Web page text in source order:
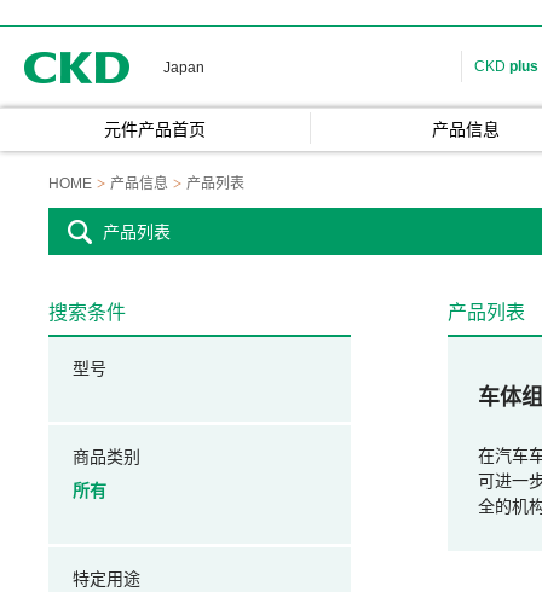
Japan CKD plus
元件产品首页 产品信息
HOME 产品信息 产品列表
产品列表
产品列表
车体
在汽车
可进一
全的机
搜索条件
型号
商品类别
所有
特定用途